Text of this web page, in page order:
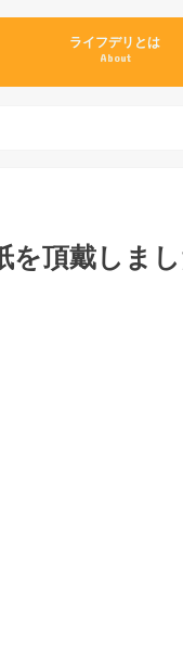
ライフデリとは
About
頂戴しまし